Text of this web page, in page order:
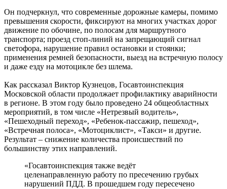
Он подчеркнул, что современные дорожные камеры, помимо
превышения скорости, фиксируют на многих участках дорог
движение по обочине, по полосам для маршрутного
транспорта; проезд стоп-линий на запрещающий сигнал
светофора, нарушение правил остановки и стоянки;
применения ремней безопасности, выезд на встречную полосу
и даже езду на мотоцикле без шлема.
Как рассказал Виктор Кузнецов, Госавтоинспекция
Московской области продолжает профилактику аварийности
в регионе. В этом году было проведено 24 общеобластных
мероприятий, в том числе «Нетрезвый водитель»,
«Пешеходный переход», «Ребенок-пассажир, пешеход»,
«Встречная полоса», «Мотоциклист», «Такси» и другие.
Результат – снижение количества происшествий по
большинству этих направлений.
«Госавтоинспекция также ведёт
целенаправленную работу по пресечению грубых
нарушений ПДД. В прошедшем году пересечено